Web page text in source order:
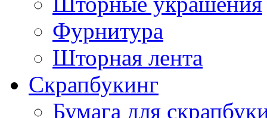
Фурнитура
Шторная лента
Скрапбукинг
Бумага для